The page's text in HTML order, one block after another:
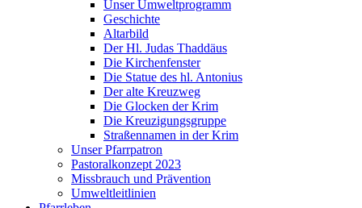
Unser Umweltprogramm
Geschichte
Altarbild
Der Hl. Judas Thaddäus
Die Kirchenfenster
Die Statue des hl. Antonius
Der alte Kreuzweg
Die Glocken der Krim
Die Kreuzigungsgruppe
Straßennamen in der Krim
Unser Pfarrpatron
Pastoralkonzept 2023
Missbrauch und Prävention
Umweltleitlinien